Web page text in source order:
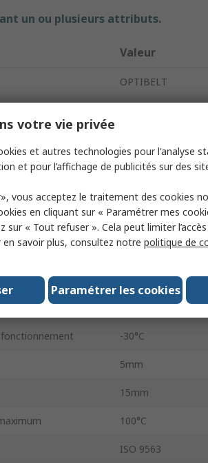
un ou plusieurs attributs.
Valeur
OPTIBELT
5mm
90
Fibre de verre
Caoutchouc
OMEGA HP
450mm
-30°C
5mm
15mm
100°C
ISO 9563
votre vie privée
et autres technologies pour l'analyse
et pour l’affichage de publicités sur des
vous acceptez le traitement des cookies
en cliquant sur « Paramétrer mes
sur « Tout refuser ». Cela peut limiter
savoir plus, consultez notre politique de
Paramétrer les cookies